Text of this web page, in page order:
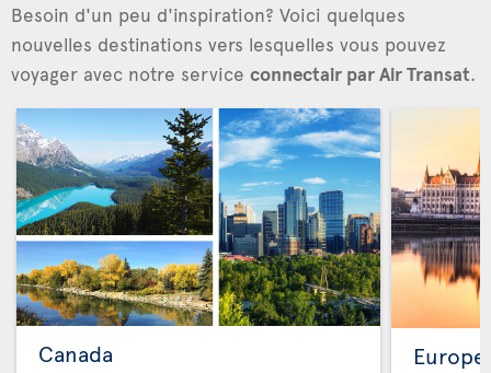
Besoin d'un peu d'inspiration? Voici quelques
nouvelles destinations vers lesquelles vous pouvez
voyager avec notre service connectair par Air Transat.
Canada Europe